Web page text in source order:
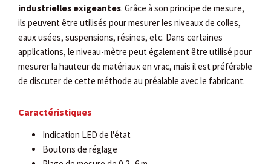
industrielles exigeantes. Grâce à son principe de mesure,
ils peuvent être utilisés pour mesurer les niveaux de colles,
eaux usées, suspensions, résines, etc. Dans certaines
applications, le niveau-mètre peut également être utilisé pour
mesurer la hauteur de matériaux en vrac, mais il est préférable
de discuter de cette méthode au préalable avec le fabricant.
Caractéristiques
Indication LED de l'état
Boutons de réglage